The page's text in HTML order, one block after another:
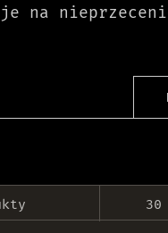
na